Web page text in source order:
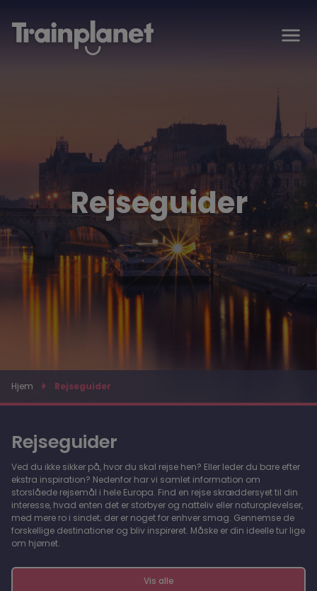
Rejseguider
Hjem Rejseguider
Rejseguider
Ved du ikke sikker på, hvor du skal rejse hen? Eller leder du bare efter
ekstra inspiration? Nedenfor har vi samlet information om
storslåede rejsemål i hele Europa. Find en rejse skræddersyet til din
interesse, hvad enten det er storbyer og natteliv eller naturoplevelser,
med mere ro i sindet; der er noget for enhver smag. Gennemse de
forskellige destinationer og bliv inspireret. Måske er din ideelle tur lige
om hjørnet.
Vis alle